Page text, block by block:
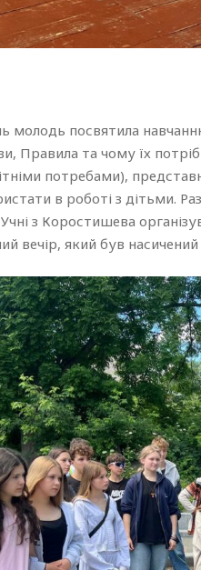
молодь посвятила
Правила та чому їх
потребами),
в роботі з дітьми.
з Коростишева
вечір, який був